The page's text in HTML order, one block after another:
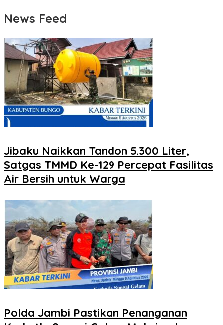
News Feed
Jibaku Naikkan Tandon 5.300 Liter,
Satgas TMMD Ke-129 Percepat Fasilitas
Air Bersih untuk Warga
Polda Jambi Pastikan Penanganan